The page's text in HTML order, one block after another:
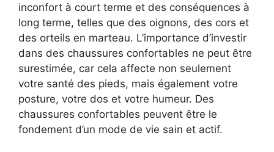
inconfort à court terme et des conséquences à
long terme, telles que des oignons, des cors et
des orteils en marteau. L’importance d’investir
dans des chaussures confortables ne peut être
surestimée, car cela affecte non seulement
votre santé des pieds, mais également votre
posture, votre dos et votre humeur. Des
chaussures confortables peuvent être le
fondement d’un mode de vie sain et actif.